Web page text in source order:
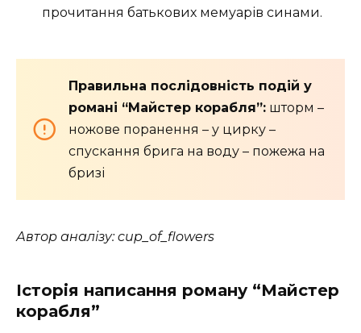
прочитання батькових мемуарів синами.
Правильна послідовність подій у
романі “Майстер корабля”: шторм –
ножове поранення – у цирку –
спускання брига на воду – пожежа на
бризі
Автор аналізу: cup_of_flowers
Історія написання роману “Майстер
корабля”